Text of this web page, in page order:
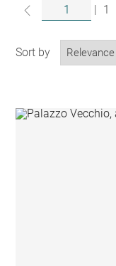
1
Sort by